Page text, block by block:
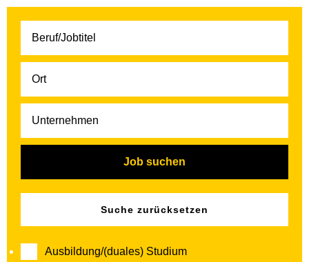
Job suchen
Ausbildung/(duales) Studium
Suche zurücksetzen